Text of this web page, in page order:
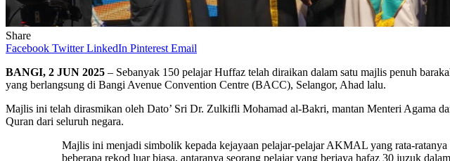
Share
Facebook Twitter LinkedIn Pinterest Email
BANGI, 2 JUN 2025 – Sebanyak 150 pelajar Huffaz telah diraikan dalam satu majlis penuh
yang berlangsung di Bangi Avenue Convention Centre (BACC), Selangor, Ahad lalu.
Majlis ini telah dirasmikan oleh Dato’ Sri Dr. Zulkifli Mohamad al-Bakri, mantan Menteri Agama
Quran dari seluruh negara.
Majlis ini menjadi simbolik kepada kejayaan pelajar-pelajar AKMAL yang rata-
beberapa rekod luar biasa, antaranya seorang pelajar yang berjaya hafaz 30 juzuk